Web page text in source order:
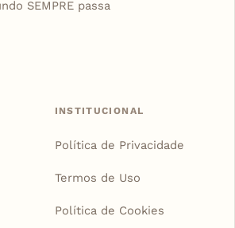
SEMPRE passa
INSTITUCIONAL
Política de Privacidade
Termos de Uso
Política de Cookies